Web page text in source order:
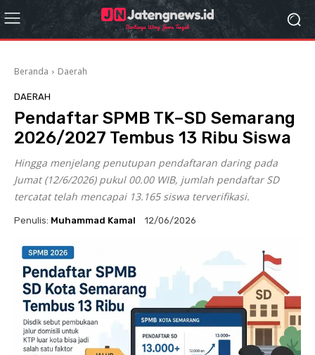
Beranda Daerah
DAERAH
Pendaftar SPMB TK–SD Semarang
2026/2027 Tembus 13 Ribu Siswa
Hingga menjelang penutupan pendaftaran daring pada
Jumat (12/6/2026) pukul 00.00 WIB, jumlah pendaftar SD
tercatat telah mencapai 13.165 siswa terverifikasi.
Penulis: Muhammad Kamal 12/06/2026